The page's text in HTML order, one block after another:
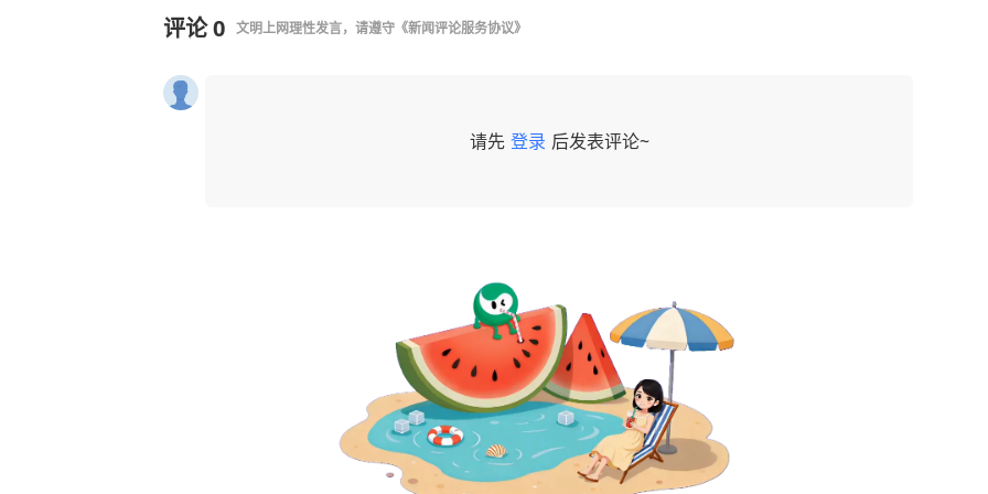
评论0 文明上网理性发言，请遵守 《新闻评论服务协议》
请先 登录 后发表评论~